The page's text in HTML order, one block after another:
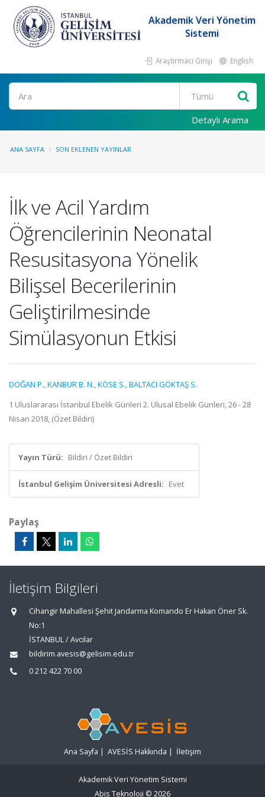
Akademik Veri Yönetim
Sistemi
Araştırmacı Girişi English
Ara
Detaylı Arama
ANA SAYFA SON EKLENEN YAYINLAR
İlk ve Acil Yardım
Öğrencilerinin Neonatal
Resusitasyona Yönelik
Bilişsel Becerilerinin
Geliştirilmesinde
Simülasyonun Etkisi
DOĞAN P.,KANBUR B. N.,KÖSE S.,BALTACI GÖKTAŞ S.
1 Uluslararası İstanbul Ebelik Günleri 2. Ulusal Ebelik Günleri, 26 - 28
Nisan 2018, (Özet Bildiri)
Yayın Türü: Bildiri / Özet Bildiri
İstanbul Gelişim Üniversitesi Adresli: Evet
Paylaş
İletişim Bilgileri
Cihangir Mahallesi Şehit Jandarma Komando Er Hakan Öner Sk.
No:1
İSTANBUL / Avcılar
bildirim.avesis@gelisim.edu.tr
0 212 422 70 00
Ana Sayfa | AVESİS Hakkında | İletişim
Akademik Veri Yönetim Sistemi
Abis Teknoloji © 2026